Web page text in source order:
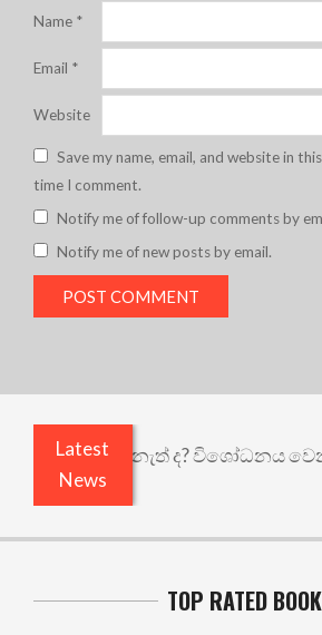
Name *
Email *
Website
Save my name, email, and website in
time I comment.
Notify me of follow-up comments by
Notify me of new posts by email.
Latest
News
කුඩු නැත් ද? විශෝධනය වෙනවා
TOP RATED